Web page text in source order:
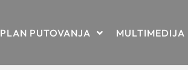
PLAN PUTOVANJA MULTIMEDIJA